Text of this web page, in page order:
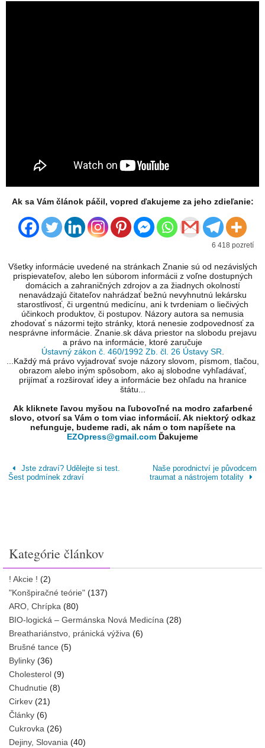
Ak sa Vám článok páčil, vopred ďakujeme za jeho zdieľanie:
6 418 pozretí
Všetky informácie uvedené na stránkach Znanie sú od nezávislých
prispievateľov, alebo len súborom informácii z voľne dostupných
domácich a zahraničných zdrojov a za žiadnych okolností
nenavádzajú čitateľov nahrádzať bežnú nevyhnutnú lekársku
starostlivosť, či urgentnú medicínu, ani k tvrdeniam o liečivých
účinkoch produktov, či postupov. Názory autora sa nemusia
zhodovať s názormi tejto stránky, ktorá nenesie zodpovednosť za
nesprávne informácie. Znanie.sk dáva priestor na slobodu prejavu
a právo na informácie, ktoré zaručuje
Ústavný zákon č. 460/1992 Zb. čl. 26 Ústavy SR
...Každý má právo vyjadrovať svoje názory slovom, písmom, tlačou,
obrazom alebo iným spôsobom, ako aj slobodne vyhľadávať,
prijímať a rozširovať idey a informácie bez ohľadu na hranice
štátu...
Ak kliknete ľavou myšou na ľubovoľné na modro zafarbené
slovo, otvorí sa Vám o tom viac informácií. Ak niektorý odkaz
nefunguje, budeme radi, ak nám o tom napíšete na
EZOpress@gmail.com Ďakujeme
Jste zdraví? Udělejte si test.
Šest podmínek zdraví
Naše porodnictví je původcem
traumat a nástrojem totality
Kategórie článkov
! Akcie ! (2)
"Konšpiračné teórie" (137)
ARO, Chrípka (80)
BIO-logická – Germánska Nová Medicína (28)
Breathariánstvo, pránická výživa (6)
Brušné tance (5)
Bylinky (36)
Cholesterol (9)
Chudnutie (8)
Cirkev (21)
Články (6)
Cukrovka (26)
Dejiny, Slovania (40)